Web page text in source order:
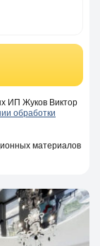
ИП Жуков Виктор
обработки
материалов